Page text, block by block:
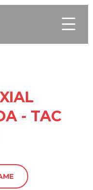

- TAC